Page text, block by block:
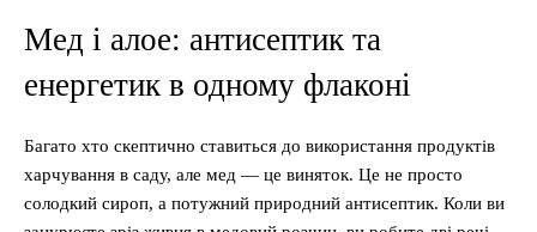
Мед і алое: антисептик та
енергетик в одному флаконі
Багато хто скептично ставиться до використання продуктів
харчування в саду, але мед — це виняток. Це не просто
солодкий сироп, а потужний природний антисептик. Коли ви